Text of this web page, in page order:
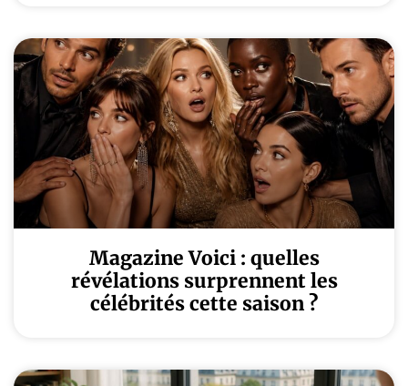
Magazine Voici : quelles
révélations surprennent les
célébrités cette saison ?